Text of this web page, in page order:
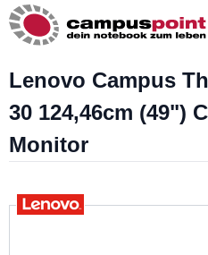
Lenovo Campus
30 124,46cm (49")
Monitor